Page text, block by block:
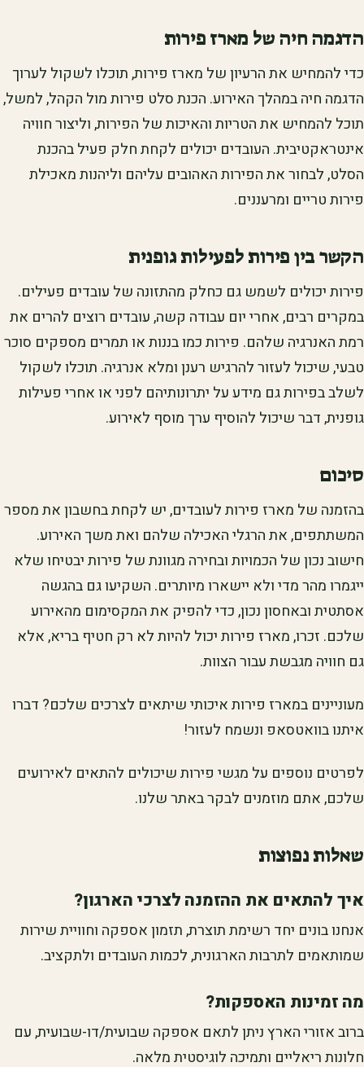
הדגמה חיה של מארז פירות
כדי להמחיש את הרעיון של מארז פירות, תוכלו לשקול לערוך
הדגמה חיה במהלך האירוע. הכנת סלט פירות מול הקהל, למשל,
תוכל להמחיש את הטריות והאיכות של הפירות, וליצור חוויה
אינטראקטיבית. העובדים יכולים לקחת חלק פעיל בהכנת
הסלט, לבחור את הפירות האהובים עליהם וליהנות מאכילת
פירות טריים ומרעננים.
הקשר בין פירות לפעילות גופנית
פירות יכולים לשמש גם כחלק מהתזונה של עובדים פעילים.
במקרים רבים, אחרי יום עבודה קשה, עובדים רוצים להרים את
רמת האנרגיה שלהם. פירות כמו בננות או תמרים מספקים סוכר
טבעי, שיכול לעזור להרגיש רענן ומלא אנרגיה. תוכלו לשקול
לשלב בפירות גם מידע על יתרונותיהם לפני או אחרי פעילות
גופנית, דבר שיכול להוסיף ערך מוסף לאירוע.
סיכום
בהזמנה של מארז פירות לעובדים, יש לקחת בחשבון את מספר
המשתתפים, את הרגלי האכילה שלהם ואת משך האירוע.
חישוב נכון של הכמויות ובחירה מגוונת של פירות יבטיחו שלא
ייגמרו מהר מדי ולא יישארו מיותרים. השקיעו גם בהגשה
אסתטית ובאחסון נכון, כדי להפיק את המקסימום מהאירוע
שלכם. זכרו, מארז פירות יכול להיות לא רק חטיף בריא, אלא
גם חוויה מגבשת עבור הצוות.
מעוניינים במארז פירות איכותי שיתאים לצרכים שלכם? דברו
איתנו בוואטסאפ ונשמח לעזור!
לפרטים נוספים על מגשי פירות שיכולים להתאים לאירועים
שלכם, אתם מוזמנים לבקר באתר שלנו.
שאלות נפוצות
איך להתאים את ההזמנה לצרכי הארגון?
אנחנו בונים יחד רשימת תוצרת, תזמון אספקה וחוויית שירות
שמותאמים לתרבות הארגונית, לכמות העובדים ולתקציב.
מה זמינות האספקות?
ברוב אזורי הארץ ניתן לתאם אספקה שבועית/דו-שבועית, עם
חלונות ריאליים ותמיכה לוגיסטית מלאה.